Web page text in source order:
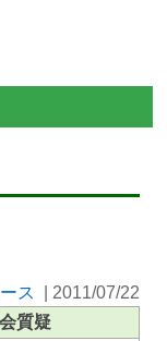
ス
2011/07/22
質疑